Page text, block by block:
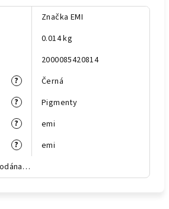
Značka EMI
0.014 kg
2000085420814
?
Černá
?
Pigmenty
?
emi
?
emi